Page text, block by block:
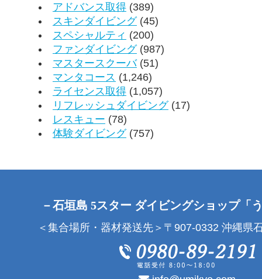
アドバンス取得 (389)
スキンダイビング(45)
スペシャルティ (200)
ファンダイビング(987)
マスタースクーバ(51)
マンタコース (1,246)
ライセンス取得 (1,057)
リフレッシュダイビング(17)
レスキュー (78)
体験ダイビング(757)
－石垣島 5スター ダイビングショップ「
＜集合場所・器材発送先＞〒907-0332 沖縄県